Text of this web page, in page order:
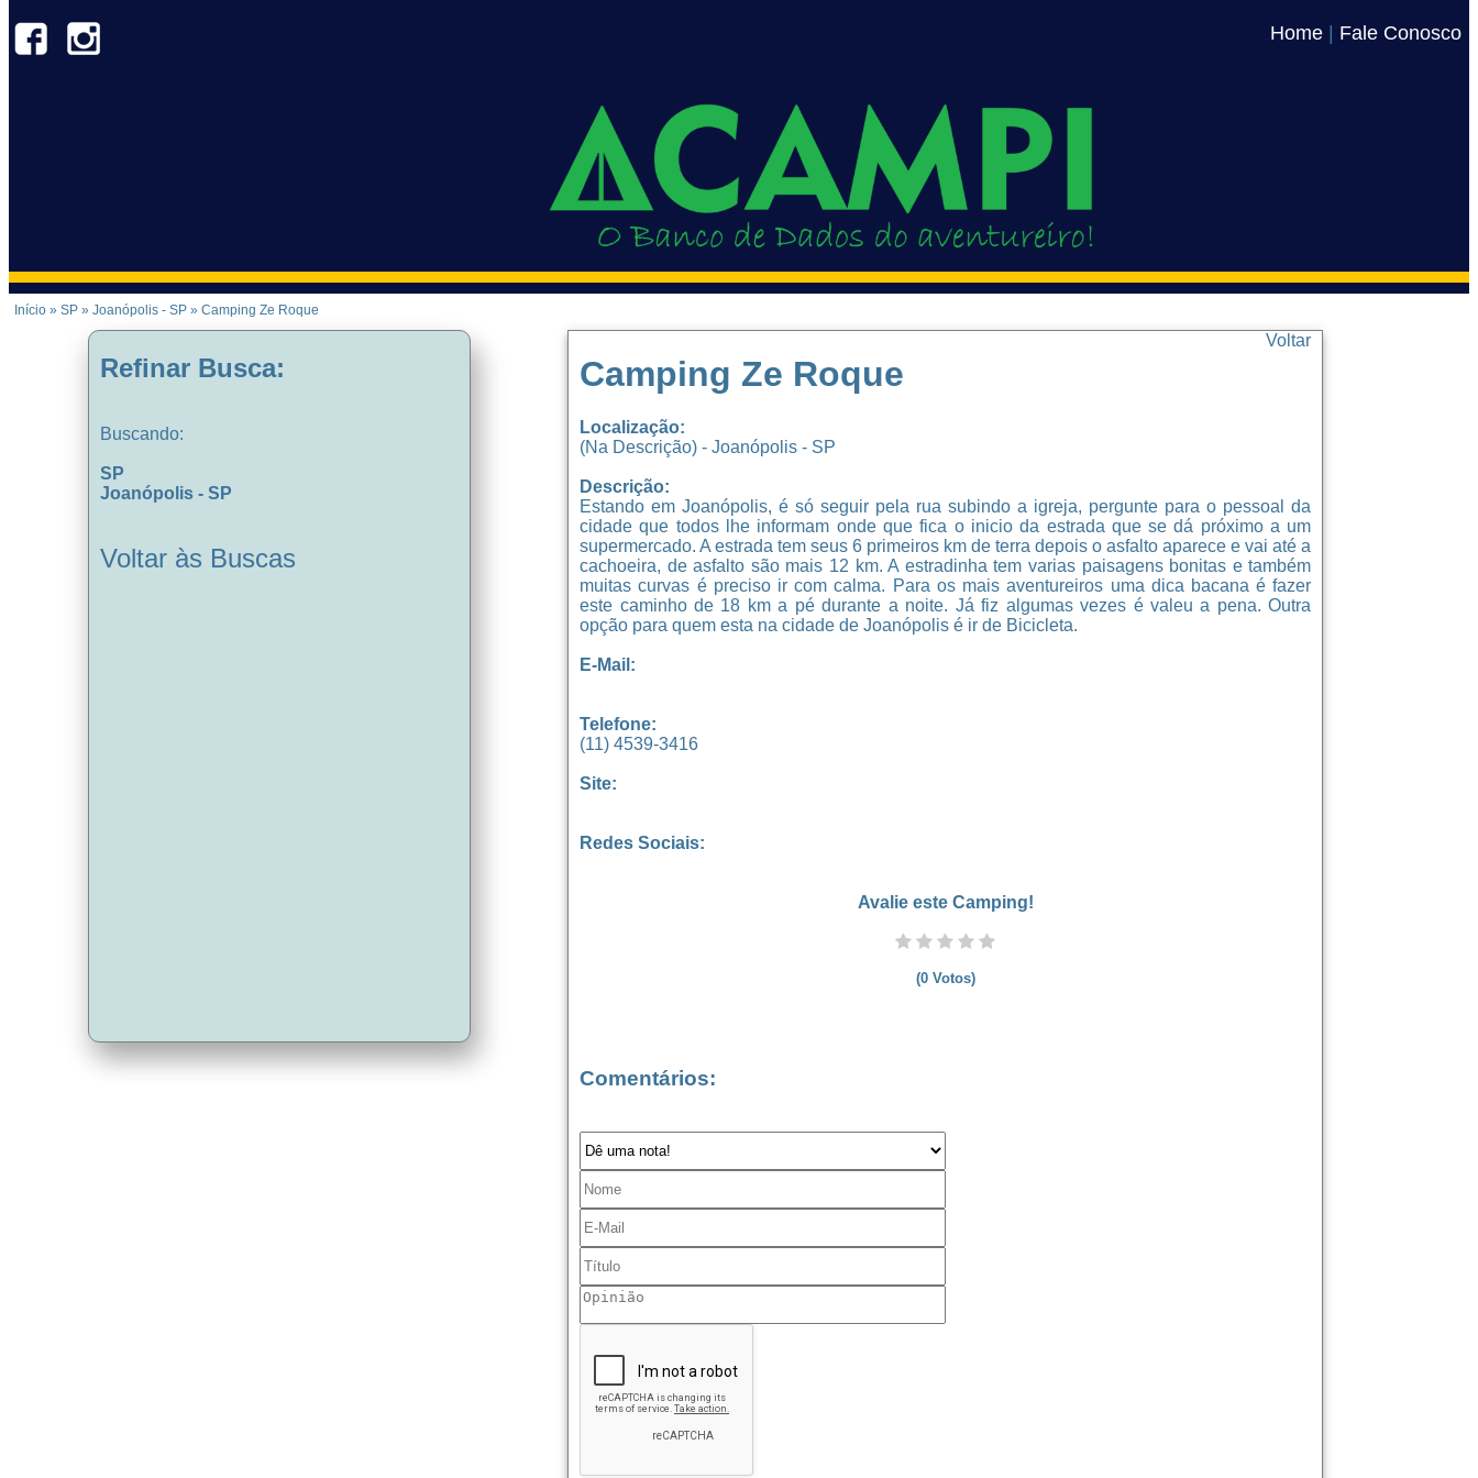
Home | Fale Conosco
Início » SP » Joanópolis - SP » Camping Ze Roque
Refinar Busca:
Buscando:
SP
Joanópolis - SP
Voltar às Buscas
Voltar
Camping Ze Roque
Localização:
(Na Descrição) - Joanópolis - SP
Descrição:
Estando em Joanópolis, é só seguir pela rua subindo a igreja, pergunte para o pessoal da
cidade que todos lhe informam onde que fica o inicio da estrada que se dá próximo a um
supermercado. A estrada tem seus 6 primeiros km de terra depois o asfalto aparece e vai até a
cachoeira, de asfalto são mais 12 km. A estradinha tem varias paisagens bonitas e também
muitas curvas é preciso ir com calma. Para os mais aventureiros uma dica bacana é fazer
este caminho de 18 km a pé durante a noite. Já fiz algumas vezes é valeu a pena. Outra
opção para quem esta na cidade de Joanópolis é ir de Bicicleta.
E-Mail:
Telefone:
(11) 4539-3416
Site:
Redes Sociais:
Avalie este Camping!
(0Votos)
Comentários: